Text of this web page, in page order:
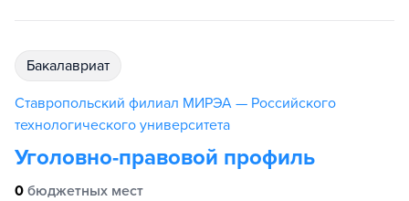
бакалавриат
Ставропольский филиал МИРЭА — Российского
технологического университета
Уголовно-правовой профиль
0 бюджетных мест